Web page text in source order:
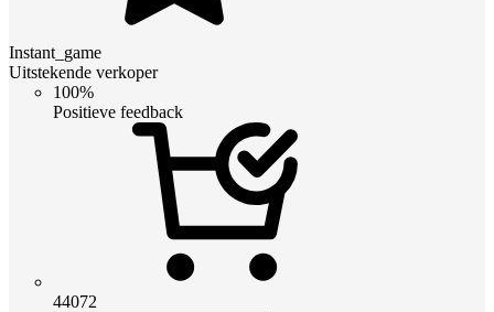
Instant_game
Uitstekende verkoper
100%
Positieve feedback
44072